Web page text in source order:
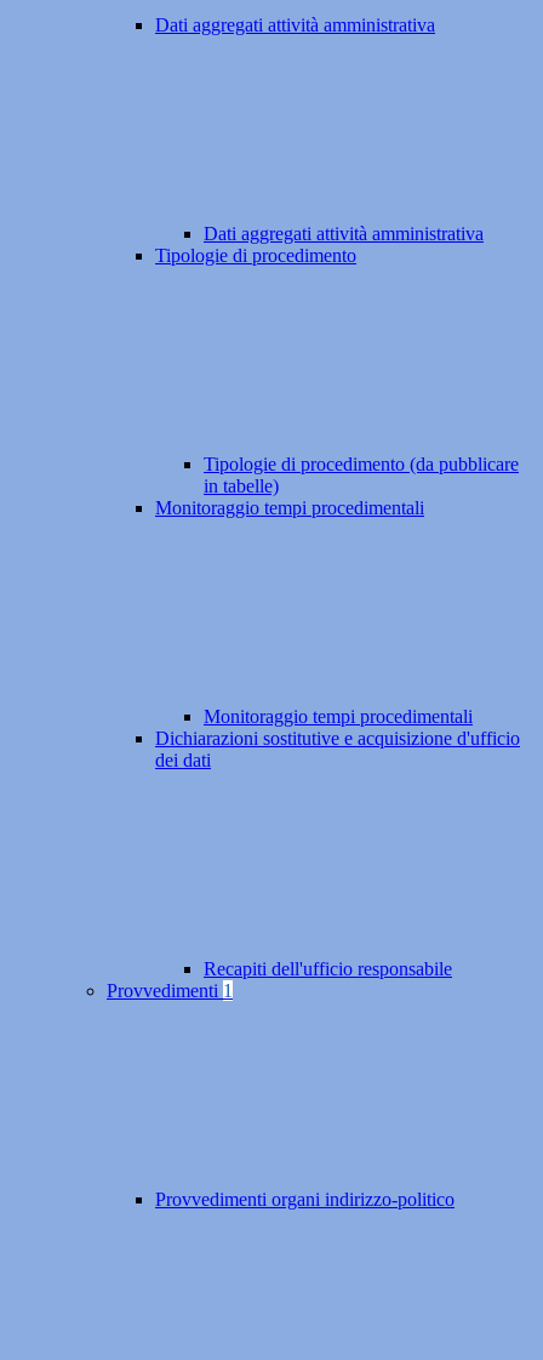
Dati aggregati attività amministrativa
Dati aggregati attività amministrativa
Tipologie di procedimento
Tipologie di procedimento (da pubblicare
in tabelle)
Monitoraggio tempi procedimentali
Monitoraggio tempi procedimentali
Dichiarazioni sostitutive e acquisizione d'ufficio
dei dati
Recapiti dell'ufficio responsabile
Provvedimenti 1
Provvedimenti organi indirizzo-politico